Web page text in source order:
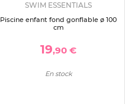
SWIM ESSENTIALS
Piscine enfant fond gonflable ø 100
cm
19,90 €
En stock